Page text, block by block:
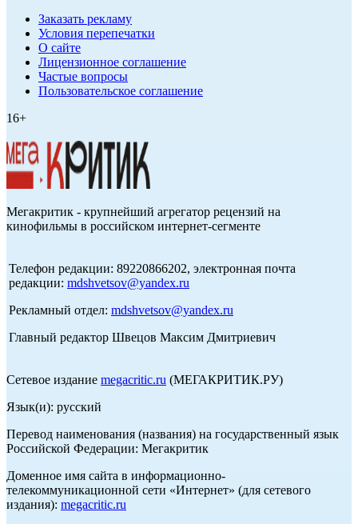
Заказать рекламу
Условия перепечатки
О сайте
Лицензионное соглашение
Частые вопросы
Пользовательское соглашение
16+
Мегакритик - крупнейший агрегатор рецензий на
кинофильмы в российском интернет-сегменте
Телефон редакции: 89220866202, электронная почта
редакции: mdshvetsov@yandex.ru
Рекламный отдел: mdshvetsov@yandex.ru
Главный редактор Швецов Максим Дмитриевич
Сетевое издание megacritic.ru (МЕГАКРИТИК.РУ)
Язык(и): русский
Перевод наименования (названия) на государственный язык
Российской Федерации: Мегакритик
Доменное имя сайта в информационно-
телекоммуникационной сети «Интернет» (для сетевого
издания): megacritic.ru